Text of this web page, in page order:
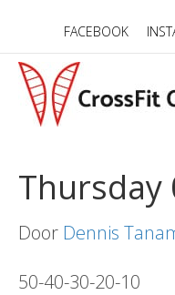
FACEBOOK
Thursday
Door Dennis
50-40-30-20-10